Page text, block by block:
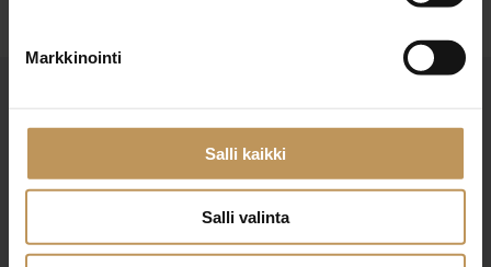
Markkinointi
Salli kaikki
Salli valinta
Suomen Kiinteistönvälittäjät ry